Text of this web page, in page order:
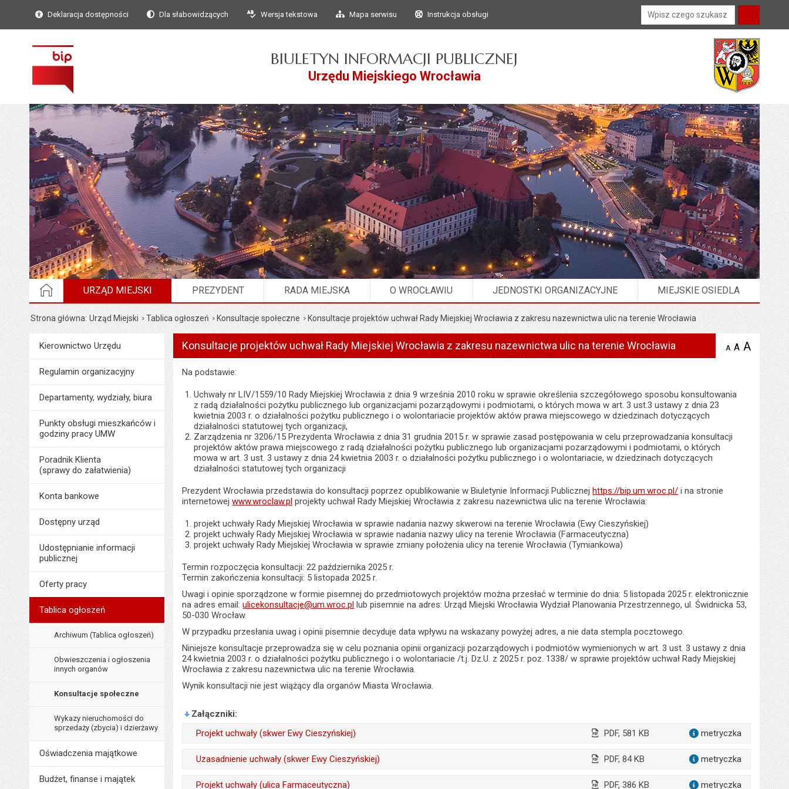
Przejdź do głównego
Przejdź do treści
Deklaracja dostępności Dla słabowidzących Wersja tekstowa Mapa serwisu Instrukcja obsługi Wyszukiwarka
BIULETYN INFORMACJI PUBLICZNEJ
Urzędu Miejskiego Wrocławia
STRONA GŁÓWNA
URZĄD MIEJSKI PREZYDENT RADA MIEJSKA O WROCŁAWIU JEDNOSTKI ORGANIZACYJNE MIEJSKIE OSIEDLA
Strona główna Urząd Miejski Tablica ogłoszeń Konsultacje społeczne Konsultacje projektów uchwał Rady Miejskiej Wrocławia z zakresu nazewnictwa ulic na terenie Wrocławia
MenuUrząd Miejski
Kierownictwo Urzędu
Regulamin organizacyjny
Departamenty, wydziały, biura
Punkty obsługi mieszkańców i
godziny pracy UMW
Poradnik Klienta
(sprawy do załatwienia)
Konta bankowe
Dostępny urząd
Udostępnianie informacji
publicznej
Oferty pracy
Tablica ogłoszeń
Archiwum (Tablica ogłoszeń)
Obwieszczenia i ogłoszenia
innych organów
Konsultacje społeczne
Wykazy nieruchomości do
sprzedaży (zbycia) i dzierżawy
Oświadczenia majątkowe
Budżet, finanse i majątek
Konsultacje projektów uchwał Rady Miejskiej Wrocławia z zakresu nazewnictwa ulic na terenie Wrocławia A zmniejsz
A domyślna
A
Na podstawie:
Uchwały nr LIV/1559/10 Rady Miejskiej Wrocławia z dnia 9 września 2010 roku w sprawie określenia szczegółowego sposobu konsultowania
z radą działalności pożytku publicznego lub organizacjami pozarządowymi i podmiotami, o których mowa w art. 3 ust.3 ustawy z dnia 23
kwietnia 2003 r. o działalności pożytku publicznego i o wolontariacie projektów aktów prawa miejscowego w dziedzinach dotyczących
działalności statutowej tych organizacji,
Zarządzenia nr 3206/15 Prezydenta Wrocławia z dnia 31 grudnia 2015 r. w sprawie zasad postępowania w celu przeprowadzania konsultacji
projektów aktów prawa miejscowego z radą działalności pożytku publicznego lub organizacjami pozarządowymi i podmiotami, o których
mowa w art. 3 ust. 3 ustawy z dnia 24 kwietnia 2003 r. o działalności pożytku publicznego i o wolontariacie, w dziedzinach dotyczących
działalności statutowej tych organizacji
Prezydent Wrocławia przedstawia do konsultacji poprzez opublikowanie w Biuletynie Informacji Publicznejhttps://bip.um.wroc.pl/ i na stronie
internetowejwww.wroclaw.pl projekty uchwał Rady Miejskiej Wrocławia z zakresu nazewnictwa ulic na terenie Wrocławia:
projekt uchwały Rady Miejskiej Wrocławia w sprawie nadania nazwy skwerowi na terenie Wrocławia (Ewy Cieszyńskiej)
projekt uchwały Rady Miejskiej Wrocławia w sprawie nadania nazwy ulicy na terenie Wrocławia (Farmaceutyczna)
projekt uchwały Rady Miejskiej Wrocławia w sprawie zmiany położenia ulicy na terenie Wrocławia (Tymiankowa)
Termin rozpoczęcia konsultacji: 22 października 2025 r.
Termin zakończenia konsultacji: 5 listopada 2025 r.
Uwagi i opinie sporządzone w formie pisemnej do przedmiotowych projektów można przesłać w terminie do dnia: 5 listopada 2025 r. elektronicznie
na adres email:ulicekonsultacje@um.wroc.pl lub pisemnie na adres: Urząd Miejski Wrocławia Wydział Planowania Przestrzennego, ul. Świdnicka 53,
50-030 Wrocław.
W przypadku przesłania uwag i opinii pisemnie decyduje data wpływu na wskazany powyżej adres, a nie data stempla pocztowego.
Niniejsze konsultacje przeprowadza się w celu poznania opinii organizacji pozarządowych i podmiotów wymienionych w art. 3 ust. 3 ustawy z dnia
24 kwietnia 2003 r. o działalności pożytku publicznego i o wolontariacie /t.j. Dz.U. z 2025 r. poz. 1338/ w sprawie projektów uchwał Rady Miejskiej
Wrocławia z zakresu nazewnictwa ulic na terenie Wrocławia.
Wynik konsultacji nie jest wiążący dla organów Miasta Wrocławia.
Załączniki
Projekt uchwały (skwer Ewy Cieszyńskiej)
PDF, 581 KB metryczka
Wytworzył:
Uzasadnienie uchwały (skwer Ewy Cieszyńskiej) PDF, 84 KB metryczka
Wytworzył:
Projekt uchwały (ulica Farmaceutyczna) PDF, 386 KB metryczka